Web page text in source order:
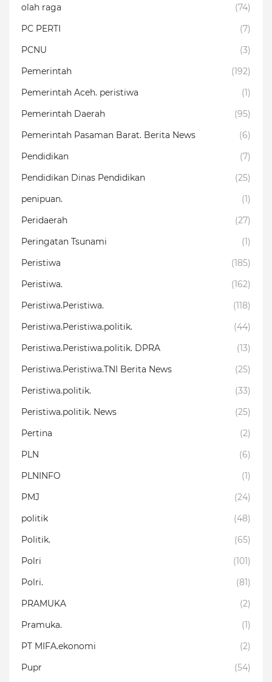
olah raga
(74)
PC PERTI
(7)
PCNU
(3)
Pemerintah
(192)
Pemerintah Aceh. peristiwa
(1)
Pemerintah Daerah
(95)
Pemerintah Pasaman Barat. Berita News
(6)
Pendidikan
(7)
Pendidikan Dinas Pendidikan
(25)
penipuan.
(1)
Peridaerah
(27)
Peringatan Tsunami
(1)
Peristiwa
(185)
Peristiwa.
(162)
Peristiwa.Peristiwa.
(118)
Peristiwa.Peristiwa.politik.
(44)
Peristiwa.Peristiwa.politik. DPRA
(13)
Peristiwa.Peristiwa.TNI Berita News
(25)
Peristiwa.politik.
(33)
Peristiwa.politik. News
(25)
Pertina
(2)
PLN
(6)
PLNINFO
(1)
PMJ
(24)
politik
(48)
Politik.
(65)
Polri
(101)
Polri.
(81)
PRAMUKA
(2)
Pramuka.
(1)
PT MIFA.ekonomi
(2)
Pupr
(54)